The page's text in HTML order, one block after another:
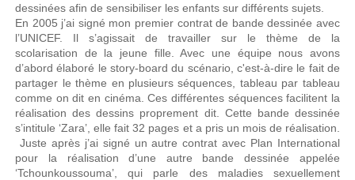
dessinées afin de sensibiliser les enfants sur différents sujets.
En 2005 j’ai signé mon premier contrat de bande dessinée avec
l’UNICEF. Il s’agissait de travailler sur le thème de la
scolarisation de la jeune fille. Avec une équipe nous avons
d’abord élaboré le story-board du scénario, c'est-à-dire le fait de
partager le thème en plusieurs séquences, tableau par tableau
comme on dit en cinéma. Ces différentes séquences facilitent la
réalisation des dessins proprement dit. Cette bande dessinée
s’intitule ‘Zara’, elle fait 32 pages et a pris un mois de réalisation.
Juste après j’ai signé un autre contrat avec Plan International
pour la réalisation d’une autre bande dessinée appelée
‘Tchounkoussouma’, qui parle des maladies sexuellement